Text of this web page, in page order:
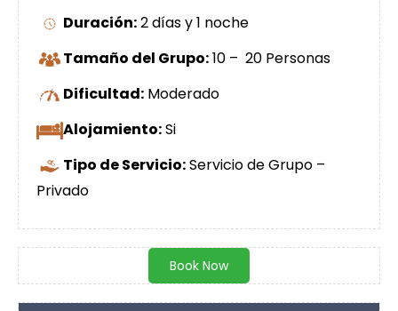
Duración:2 días y 1 noche
Tamaño del Grupo:10 – 20 Personas
Dificultad: Moderado
Alojamiento:Si
Tipo de Servicio:Servicio de Grupo –
Privado
Book Now